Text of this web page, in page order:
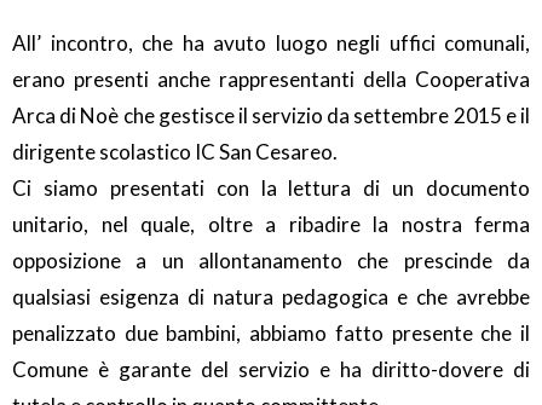
All’ incontro, che ha avuto luogo negli uffici comunali,
erano presenti anche rappresentanti della Cooperativa
Arca di Noè che gestisce il servizio da settembre 2015 e il
dirigente scolastico IC San Cesareo.
Ci siamo presentati con la lettura di un documento
unitario, nel quale, oltre a ribadire la nostra ferma
opposizione a un allontanamento che prescinde da
qualsiasi esigenza di natura pedagogica e che avrebbe
penalizzato due bambini, abbiamo fatto presente che il
Comune è garante del servizio e ha diritto-dovere di